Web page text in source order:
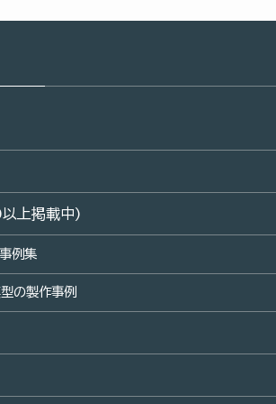
以上掲載中)
例集
の製作事例